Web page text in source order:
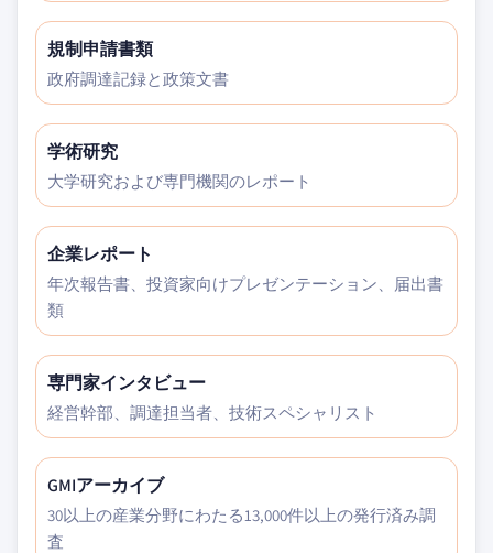
規制申請書類
政府調達記録と政策文書
学術研究
大学研究および専門機関のレポート
企業レポート
年次報告書、投資家向けプレゼンテーション、届出書
類
専門家インタビュー
経営幹部、調達担当者、技術スペシャリスト
GMIアーカイブ
30以上の産業分野にわたる13,000件以上の発行済み調
査